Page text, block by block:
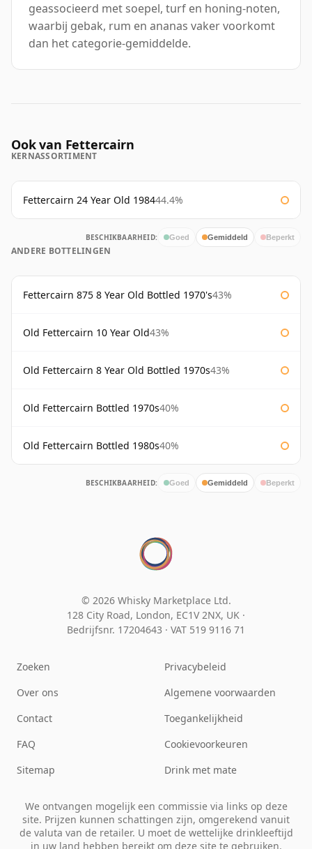
geassocieerd met soepel, turf en honing-noten,
waarbij gebak, rum en ananas vaker voorkomt
dan het categorie-gemiddelde.
Ook van Fettercairn
KERNASSORTIMENT
Fettercairn 24 Year Old 198444.4%
BESCHIKBAARHEID: Goed Gemiddeld Beperkt
ANDERE BOTTELINGEN
Fettercairn 875 8 Year Old Bottled 1970's43%
Old Fettercairn 10 Year Old43%
Old Fettercairn 8 Year Old Bottled 1970s43%
Old Fettercairn Bottled 1970s40%
Old Fettercairn Bottled 1980s40%
BESCHIKBAARHEID: Goed Gemiddeld Beperkt
© 2026 Whisky Marketplace Ltd.
128 City Road, London, EC1V 2NX, UK ·
Bedrijfsnr. 17204643 · VAT 519 9116 71
Zoeken
Over ons
Contact
FAQ
Sitemap
Privacybeleid
Algemene voorwaarden
Toegankelijkheid
Cookievoorkeuren
Drink met mate
We ontvangen mogelijk een commissie via links op deze
site. Prijzen kunnen schattingen zijn, omgerekend vanuit
de valuta van de retailer. U moet de wettelijke drinkleeftijd
in uw land hebben bereikt om deze site te gebruiken.